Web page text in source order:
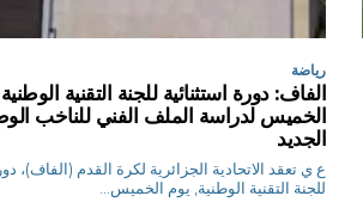
رياضة
الفاف: دورة استثنائية للجنة التقنية
الخميس لدراسة الملف الفني للناخب
الجديد
ع ي تعقد الاتحادية الجزائرية لكرة القدم (الفاف)،
للجنة التقنية الوطنية, يوم الخميس...